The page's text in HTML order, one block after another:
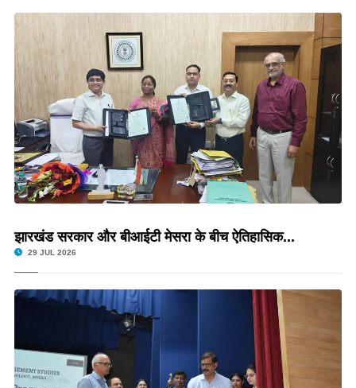
झारखंड सरकार और बीआईटी मेसरा के बीच ऐतिहासिक...
29 JUL 2026